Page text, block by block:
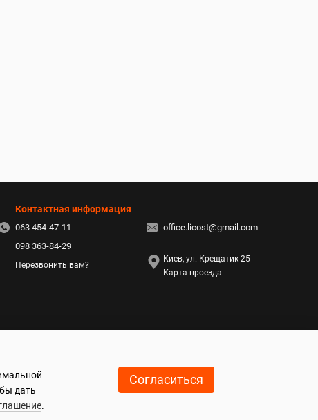
Контактная информация
063 454-47-11
098 363-84-29
Перезвонить вам?
office.licost@gmail.com
Киев, ул. Крещатик 25
Карта проезда
дать
.
Согласиться